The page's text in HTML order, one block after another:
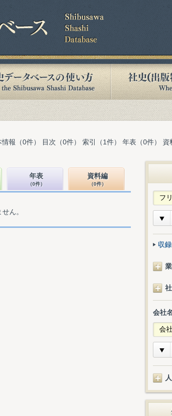
情報（0件） 目次（0件） 索引（1件） 年表（0件） 資
年表
（0件）
資料編
（0件）
ん。
収
会社